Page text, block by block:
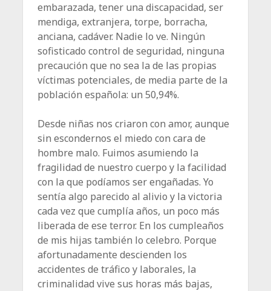
embarazada, tener una discapacidad, ser
mendiga, extranjera, torpe, borracha,
anciana, cadáver. Nadie lo ve. Ningún
sofisticado control de seguridad, ninguna
precaución que no sea la de las propias
víctimas potenciales, de media parte de la
población española: un 50,94%.
Desde niñas nos criaron con amor, aunque
sin escondernos el miedo con cara de
hombre malo. Fuimos asumiendo la
fragilidad de nuestro cuerpo y la facilidad
con la que podíamos ser engañadas. Yo
sentía algo parecido al alivio y la victoria
cada vez que cumplía años, un poco más
liberada de ese terror. En los cumpleaños
de mis hijas también lo celebro. Porque
afortunadamente descienden los
accidentes de tráfico y laborales, la
criminalidad vive sus horas más bajas,